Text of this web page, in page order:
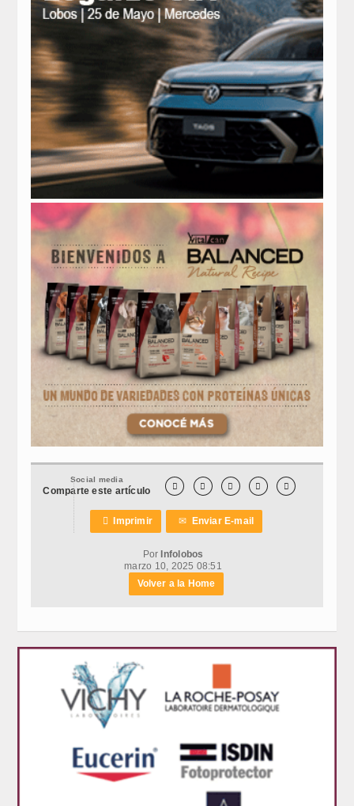
Social media
Comparte este artículo     
 Imprimir ✉ Enviar E-mail
Por Infolobos
marzo 10, 2025 08:51
Volver a la Home